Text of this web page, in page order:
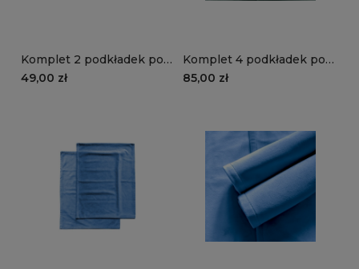
Komplet 2 podkładek pod
talerze VELVET VE2227 |
49,00 zł
Komplet 4 podkładek pod
talerze VELVET VE2227 |
85,00 zł